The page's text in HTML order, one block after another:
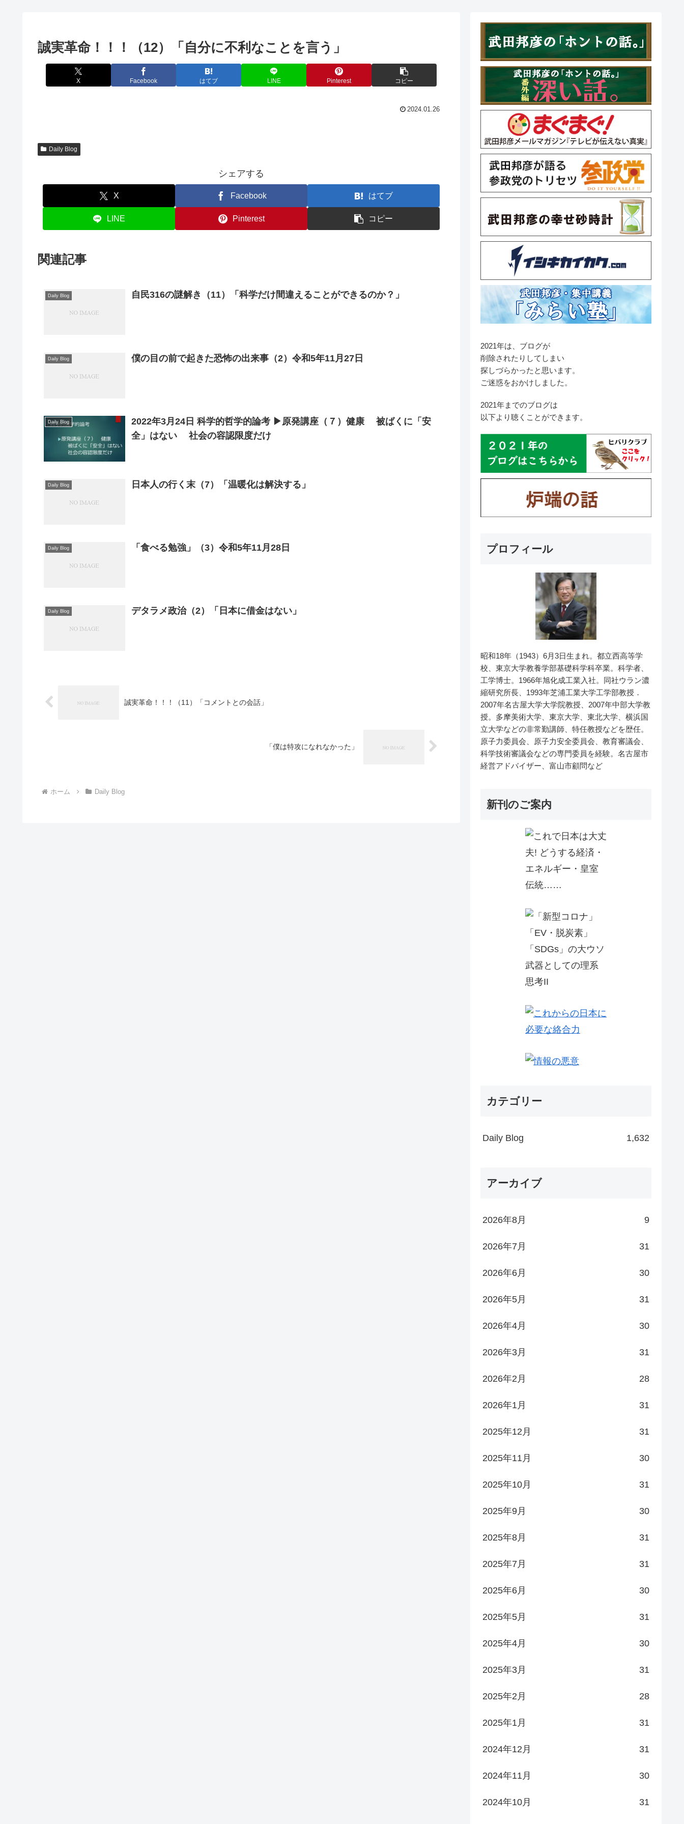
誠実革命！！！（12）「自分に不利なことを言う」
X Facebook はてブ LINE Pinterest コピー
2024.01.26
Daily Blog
シェアする
X Facebook はてブ
LINE Pinterest コピー
関連記事
Daily Blog 自民316の謎解き（11）「科学だけ間違えることができるのか？」
Daily Blog 僕の目の前で起きた恐怖の出来事（2）令和5年11月27日
Daily Blog
2022年3月24日 科学的哲学的論考 ▶原発講座（７）健康 被ばくに「安
全」はない 社会の容認限度だけ
Daily Blog 日本人の行く末（7）「温暖化は解決する」
Daily Blog 「食べる勉強」（3）令和5年11月28日
Daily Blog デタラメ政治（2）「日本に借金はない」
誠実革命！！！（11）「コメントとの会話」
「僕は特攻になれなかった」
ホーム Daily Blog
2021年は、ブログが
削除されたりしてしまい
探しづらかったと思います。
ご迷惑をおかけしました。
2021年までのブログは
以下より聴くことができます。
プロフィール
昭和18年（1943）6月3日生まれ。都立西高等学
校、東京大学教養学部基礎科学科卒業。科学者、
工学博士。1966年旭化成工業入社。同社ウラン濃
縮研究所長、1993年芝浦工業大学工学部教授．
2007年名古屋大学大学院教授、2007年中部大学教
授。多摩美術大学、東京大学、東北大学、横浜国
立大学などの非常勤講師、特任教授などを歴任。
原子力委員会、原子力安全委員会、教育審議会、
科学技術審議会などの専門委員を経験。名古屋市
経営アドバイザー、富山市顧問など
新刊のご案内
カテゴリー
Daily Blog 1,632
アーカイブ
2026年8月 9
2026年7月 31
2026年6月 30
2026年5月 31
2026年4月 30
2026年3月 31
2026年2月 28
2026年1月 31
2025年12月 31
2025年11月 30
2025年10月 31
2025年9月 30
2025年8月 31
2025年7月 31
2025年6月 30
2025年5月 31
2025年4月 30
2025年3月 31
2025年2月 28
2025年1月 31
2024年12月 31
2024年11月 30
2024年10月 31